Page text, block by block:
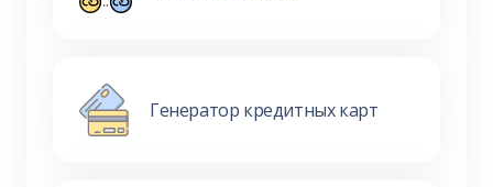
Генератор кредитных карт